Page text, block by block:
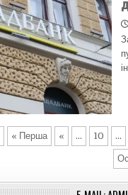
« Перша « ... 10 ...